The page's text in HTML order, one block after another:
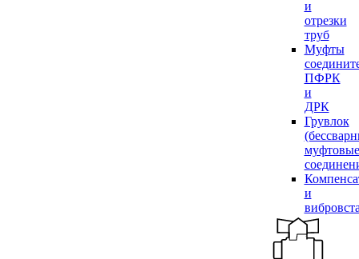
и
отрезки
труб
Муфты
ПФРК
и
ДРК
Грувлок
муфтовые
и